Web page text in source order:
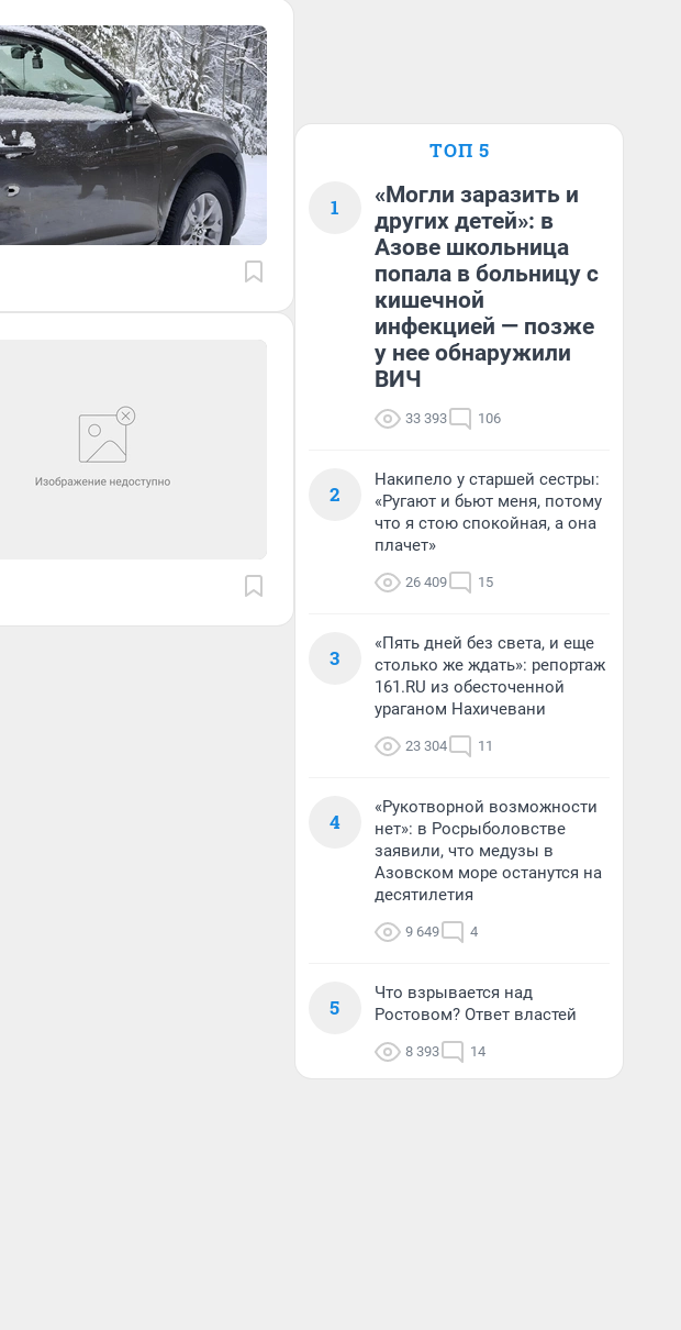
ТОП 5
1
«Могли заразить и
других детей»: в
Азове школьница
попала в больницу с
кишечной
инфекцией — позже
у нее обнаружили
ВИЧ
33 393 106
2
Накипело у старшей сестры:
«Ругают и бьют меня, потому
что я стою спокойная, а она
плачет»
26 409 15
3
«Пять дней без света, и еще
столько же ждать»: репортаж
161.RU из обесточенной
ураганом Нахичевани
23 304 11
4
«Рукотворной возможности
нет»: в Росрыболовстве
заявили, что медузы в
Азовском море останутся на
десятилетия
9 649 4
5
Что взрывается над
Ростовом? Ответ властей
8 393 14